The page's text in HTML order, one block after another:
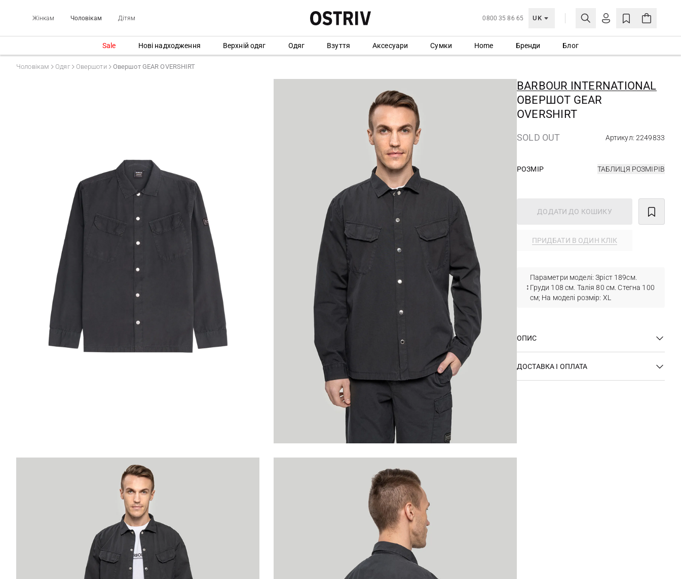
Жінкам Чоловікам Дітям 0800 35 86 65 UK
МОЯ ОБЛІКІВКА
Ще не зареєстровані?
СТВОРИТИ ОБЛІКІВКУ
Sale Нові надходження Верхній одяг Одяг Взуття Аксесуари Сумки Home Бренди Блог
Чоловікам Одяг Овершоти Овершот GEAR OVERSHIRT
BARBOUR INTERNATIONAL
ОВЕРШОТ GEAR
OVERSHIRT
SOLD OUT Артикул: 2249833
РОЗМІР ТАБЛИЦЯ РОЗМІРІВ
ДОДАТИ ДО КОШИКУ
ПРИДБАТИ В ОДИН КЛІК
Параметри моделі: Зріст 189см.
Груди 108 см. Талія 80 см. Стегна 100
см; На моделі розмір: XL
ОПИС
ДОСТАВКА І ОПЛАТА